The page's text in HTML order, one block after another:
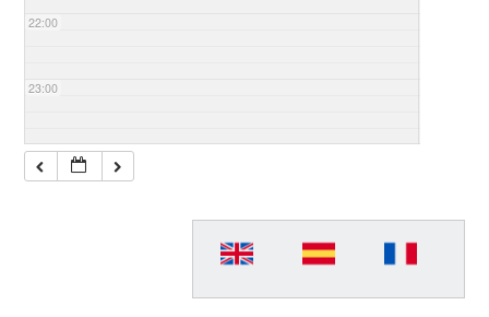
22:00
23:00